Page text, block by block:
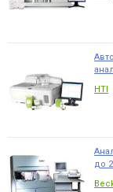
HTI
до